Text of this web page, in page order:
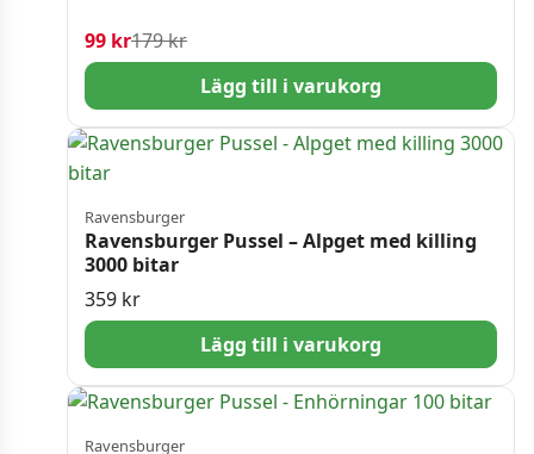
179krDet ursprungliga priset var: 179 kr.
99 kr
Det nuvarande priset är: 99 kr.
Lägg till i varukorg
Ravensburger
Ravensburger Pussel – Alpget med killing
3000 bitar
359 kr
Lägg till i varukorg
Ravensburger